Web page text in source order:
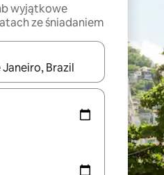
wyjątkowe
ze śniadaniem
poruszać się po nich za